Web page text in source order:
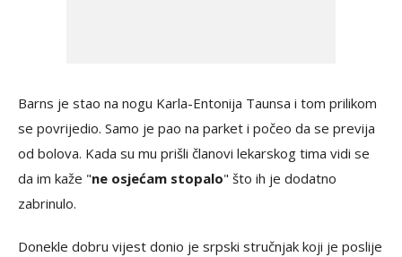
Barns je stao na nogu Karla-Entonija Taunsa i tom prilikom
se povrijedio. Samo je pao na parket i počeo da se previja
od bolova. Kada su mu prišli članovi lekarskog tima vidi se
da im kaže "ne osjećam stopalo" što ih je dodatno
zabrinulo.
Donekle dobru vijest donio je srpski stručnjak koji je poslije